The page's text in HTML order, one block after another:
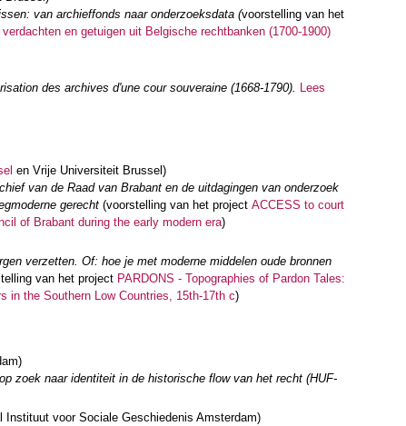
van archieffonds naar onderzoeksdata (voorstelling van het
en getuigen uit Belgische rechtbanken (1700-1900)
des archives d'une cour souveraine (1668-1790). Lees
en Vrije Universiteit Brussel)
van de Raad van Brabant en de uitdagingen van onderzoek
gerecht (voorstelling van het project ACCESS to court
of Brabant during the early modern era)
verzetten. Of: hoe je met moderne middelen oude bronnen
van het project PARDONS - Topographies of Pardon Tales:
in the Southern Low Countries, 15th-17th c)
zoek naar identiteit in de historische flow van het recht (HUF-
Instituut voor Sociale Geschiedenis Amsterdam)